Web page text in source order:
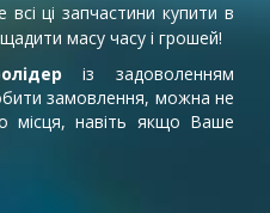
ці запчастини купити в
масу часу і грошей!
із задоволенням
замовлення, можна не
місця, навіть якщо Ваше